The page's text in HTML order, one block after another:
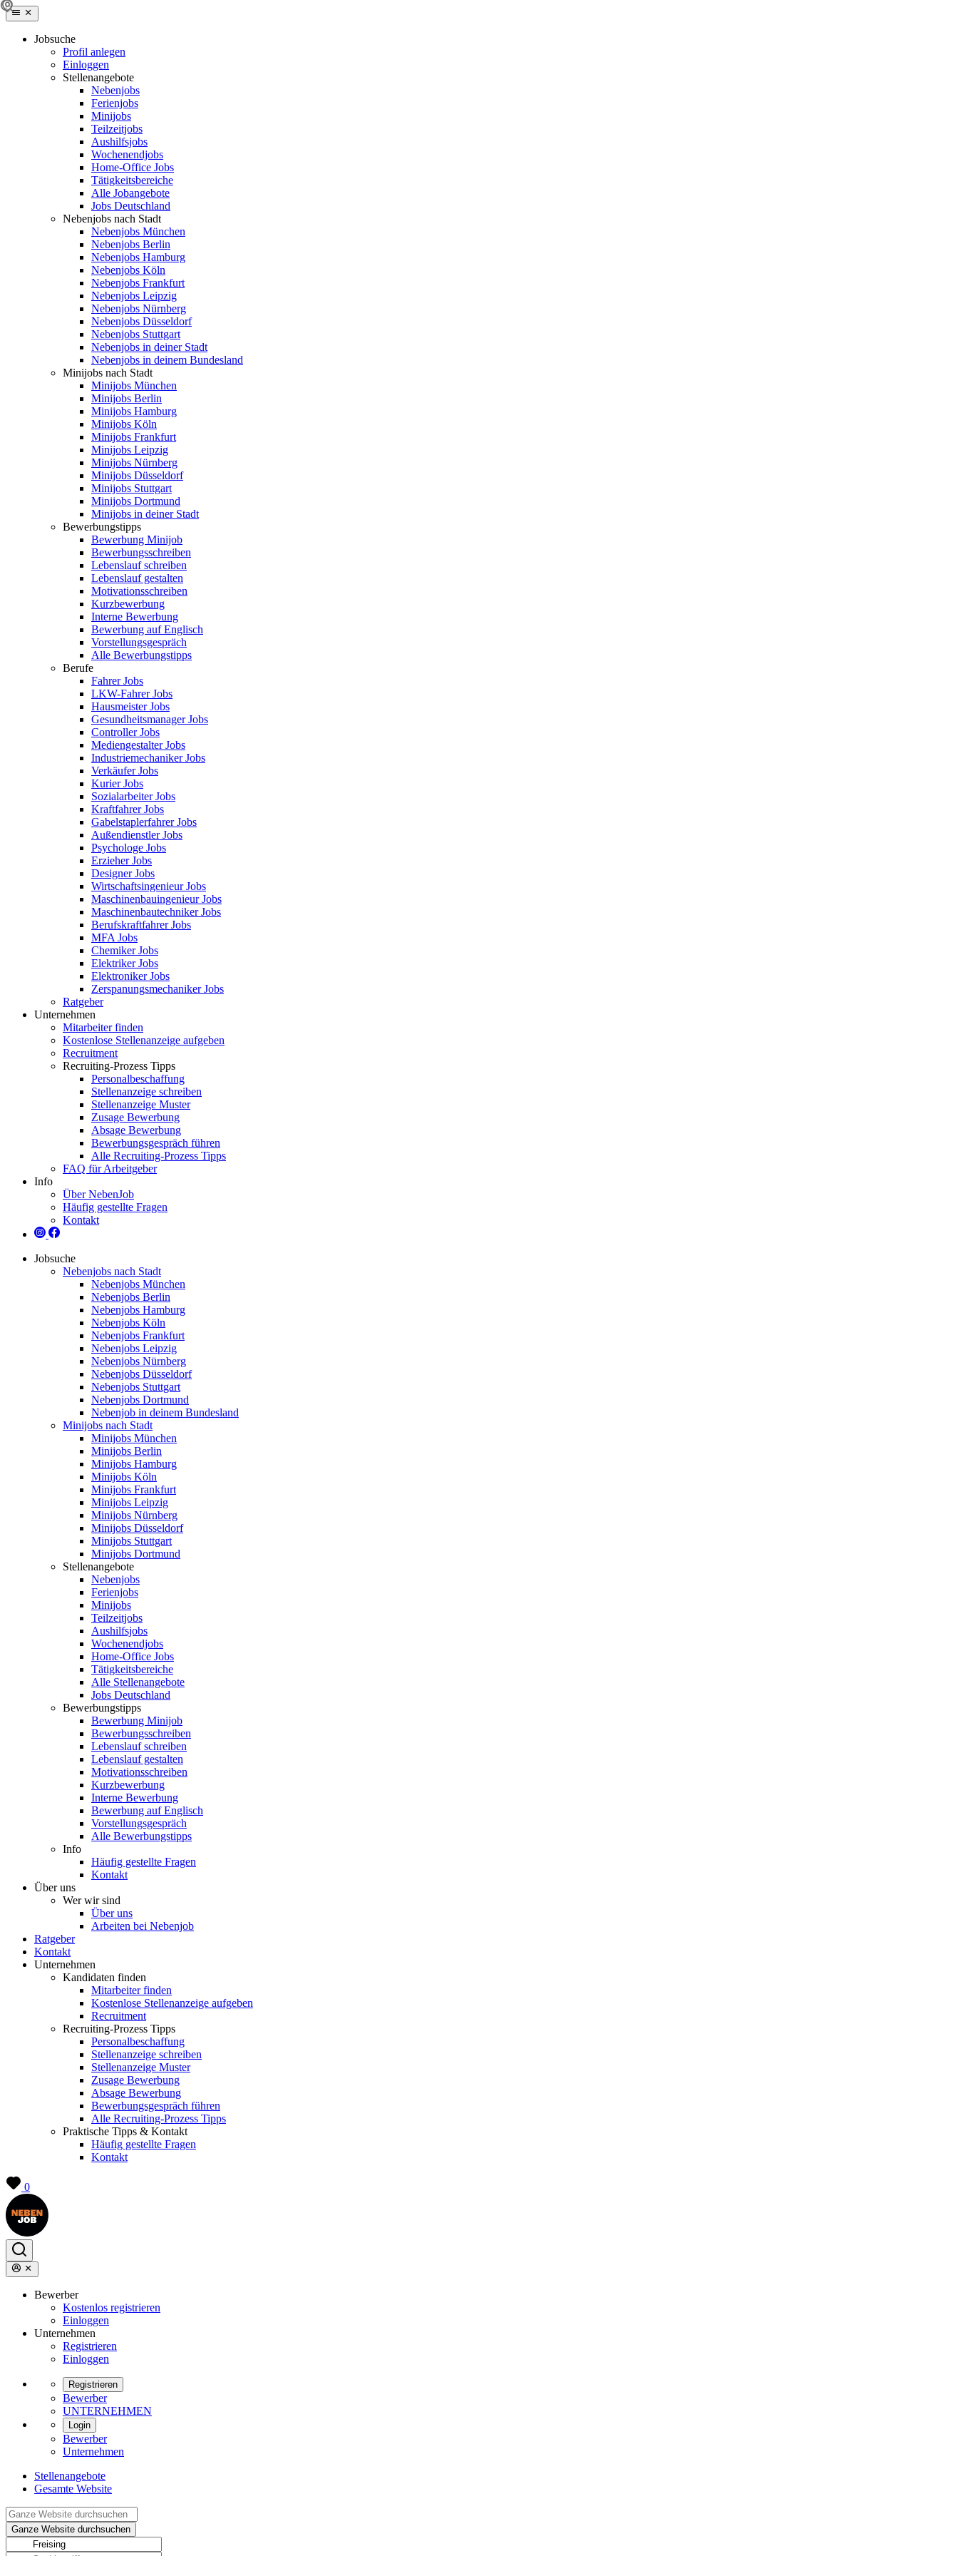
Jobsuche
Profil anlegen
Einloggen
Stellenangebote
Nebenjobs
Ferienjobs
Minijobs
Teilzeitjobs
Aushilfsjobs
Wochenendjobs
Home-Office Jobs
Tätigkeitsbereiche
Alle Jobangebote
Jobs Deutschland
Nebenjobs nach Stadt
Nebenjobs München
Nebenjobs Berlin
Nebenjobs Hamburg
Nebenjobs Köln
Nebenjobs Frankfurt
Nebenjobs Leipzig
Nebenjobs Nürnberg
Nebenjobs Düsseldorf
Nebenjobs Stuttgart
Nebenjobs in deiner Stadt
Nebenjobs in deinem Bundesland
Minijobs nach Stadt
Minijobs München
Minijobs Berlin
Minijobs Hamburg
Minijobs Köln
Minijobs Frankfurt
Minijobs Leipzig
Minijobs Nürnberg
Minijobs Düsseldorf
Minijobs Stuttgart
Minijobs Dortmund
Minijobs in deiner Stadt
Bewerbungstipps
Bewerbung Minijob
Bewerbungsschreiben
Lebenslauf schreiben
Lebenslauf gestalten
Motivationsschreiben
Kurzbewerbung
Interne Bewerbung
Bewerbung auf Englisch
Vorstellungsgespräch
Alle Bewerbungstipps
Berufe
Fahrer Jobs
LKW-Fahrer Jobs
Hausmeister Jobs
Gesundheitsmanager Jobs
Controller Jobs
Mediengestalter Jobs
Industriemechaniker Jobs
Verkäufer Jobs
Kurier Jobs
Sozialarbeiter Jobs
Kraftfahrer Jobs
Gabelstaplerfahrer Jobs
Außendienstler Jobs
Psychologe Jobs
Erzieher Jobs
Designer Jobs
Wirtschaftsingenieur Jobs
Maschinenbauingenieur Jobs
Maschinenbautechniker Jobs
Berufskraftfahrer Jobs
MFA Jobs
Chemiker Jobs
Elektriker Jobs
Elektroniker Jobs
Zerspanungsmechaniker Jobs
Ratgeber
Unternehmen
Mitarbeiter finden
Kostenlose Stellenanzeige aufgeben
Recruitment
Recruiting-Prozess Tipps
Personalbeschaffung
Stellenanzeige schreiben
Stellenanzeige Muster
Zusage Bewerbung
Absage Bewerbung
Bewerbungsgespräch führen
Alle Recruiting-Prozess Tipps
FAQ für Arbeitgeber
Info
Über NebenJob
Häufig gestellte Fragen
Kontakt
Jobsuche
Nebenjobs nach Stadt
Nebenjobs München
Nebenjobs Berlin
Nebenjobs Hamburg
Nebenjobs Köln
Nebenjobs Frankfurt
Nebenjobs Leipzig
Nebenjobs Nürnberg
Nebenjobs Düsseldorf
Nebenjobs Stuttgart
Nebenjobs Dortmund
Nebenjob in deinem Bundesland
Minijobs nach Stadt
Minijobs München
Minijobs Berlin
Minijobs Hamburg
Minijobs Köln
Minijobs Frankfurt
Minijobs Leipzig
Minijobs Nürnberg
Minijobs Düsseldorf
Minijobs Stuttgart
Minijobs Dortmund
Stellenangebote
Nebenjobs
Ferienjobs
Minijobs
Teilzeitjobs
Aushilfsjobs
Wochenendjobs
Home-Office Jobs
Tätigkeitsbereiche
Alle Stellenangebote
Jobs Deutschland
Bewerbungstipps
Bewerbung Minijob
Bewerbungsschreiben
Lebenslauf schreiben
Lebenslauf gestalten
Motivationsschreiben
Kurzbewerbung
Interne Bewerbung
Bewerbung auf Englisch
Vorstellungsgespräch
Alle Bewerbungstipps
Info
Häufig gestellte Fragen
Kontakt
Über uns
Wer wir sind
Über uns
Arbeiten bei Nebenjob
Ratgeber
Kontakt
Unternehmen
Kandidaten finden
Mitarbeiter finden
Kostenlose Stellenanzeige aufgeben
Recruitment
Recruiting-Prozess Tipps
Personalbeschaffung
Stellenanzeige schreiben
Stellenanzeige Muster
Zusage Bewerbung
Absage Bewerbung
Bewerbungsgespräch führen
Alle Recruiting-Prozess Tipps
Praktische Tipps & Kontakt
Häufig gestellte Fragen
Kontakt
0
Bewerber
Kostenlos registrieren
Einloggen
Unternehmen
Registrieren
Einloggen
Registrieren
Bewerber
UNTERNEHMEN
Login
Bewerber
Unternehmen
Stellenangebote
Gesamte Website